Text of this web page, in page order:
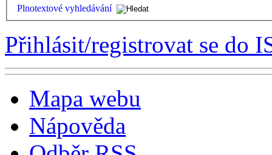
Plnotextové vyhledávání
Přihlásit/registrovat se do
Mapa webu
Nápověda